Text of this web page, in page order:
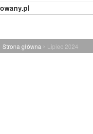
Strona główna › Lipiec 2024